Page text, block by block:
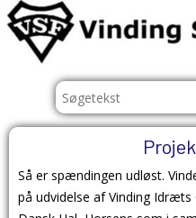
Så er spændingen udløst.
på udvidelse af Vinding